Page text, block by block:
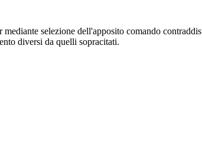
selezione dell'apposito comando
diversi da quelli sopracitati.